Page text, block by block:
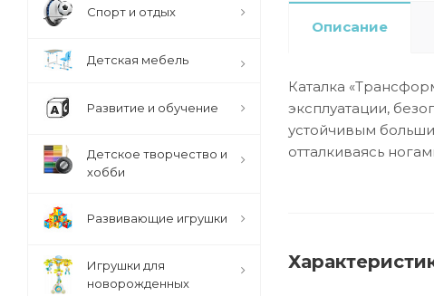
Описание
Каталка
эксплуатации,
устойчивым
отталкиваясь
Спорт и отдых
Детская мебель
Развитие и обучение
Детское творчество и
хобби
Развивающие игрушки
Игрушки для
новорожденных